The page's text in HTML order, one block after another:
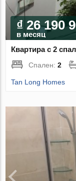
₫ 26 190
в месяц
Квартира с 2
Спален:2
Tan Long Homes